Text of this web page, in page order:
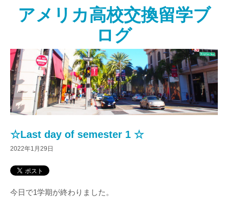
アメリカ高校交換留学ブ
ログ
☆Last day of semester 1 ☆
2022年1月29日
今日で1学期が終わりました。